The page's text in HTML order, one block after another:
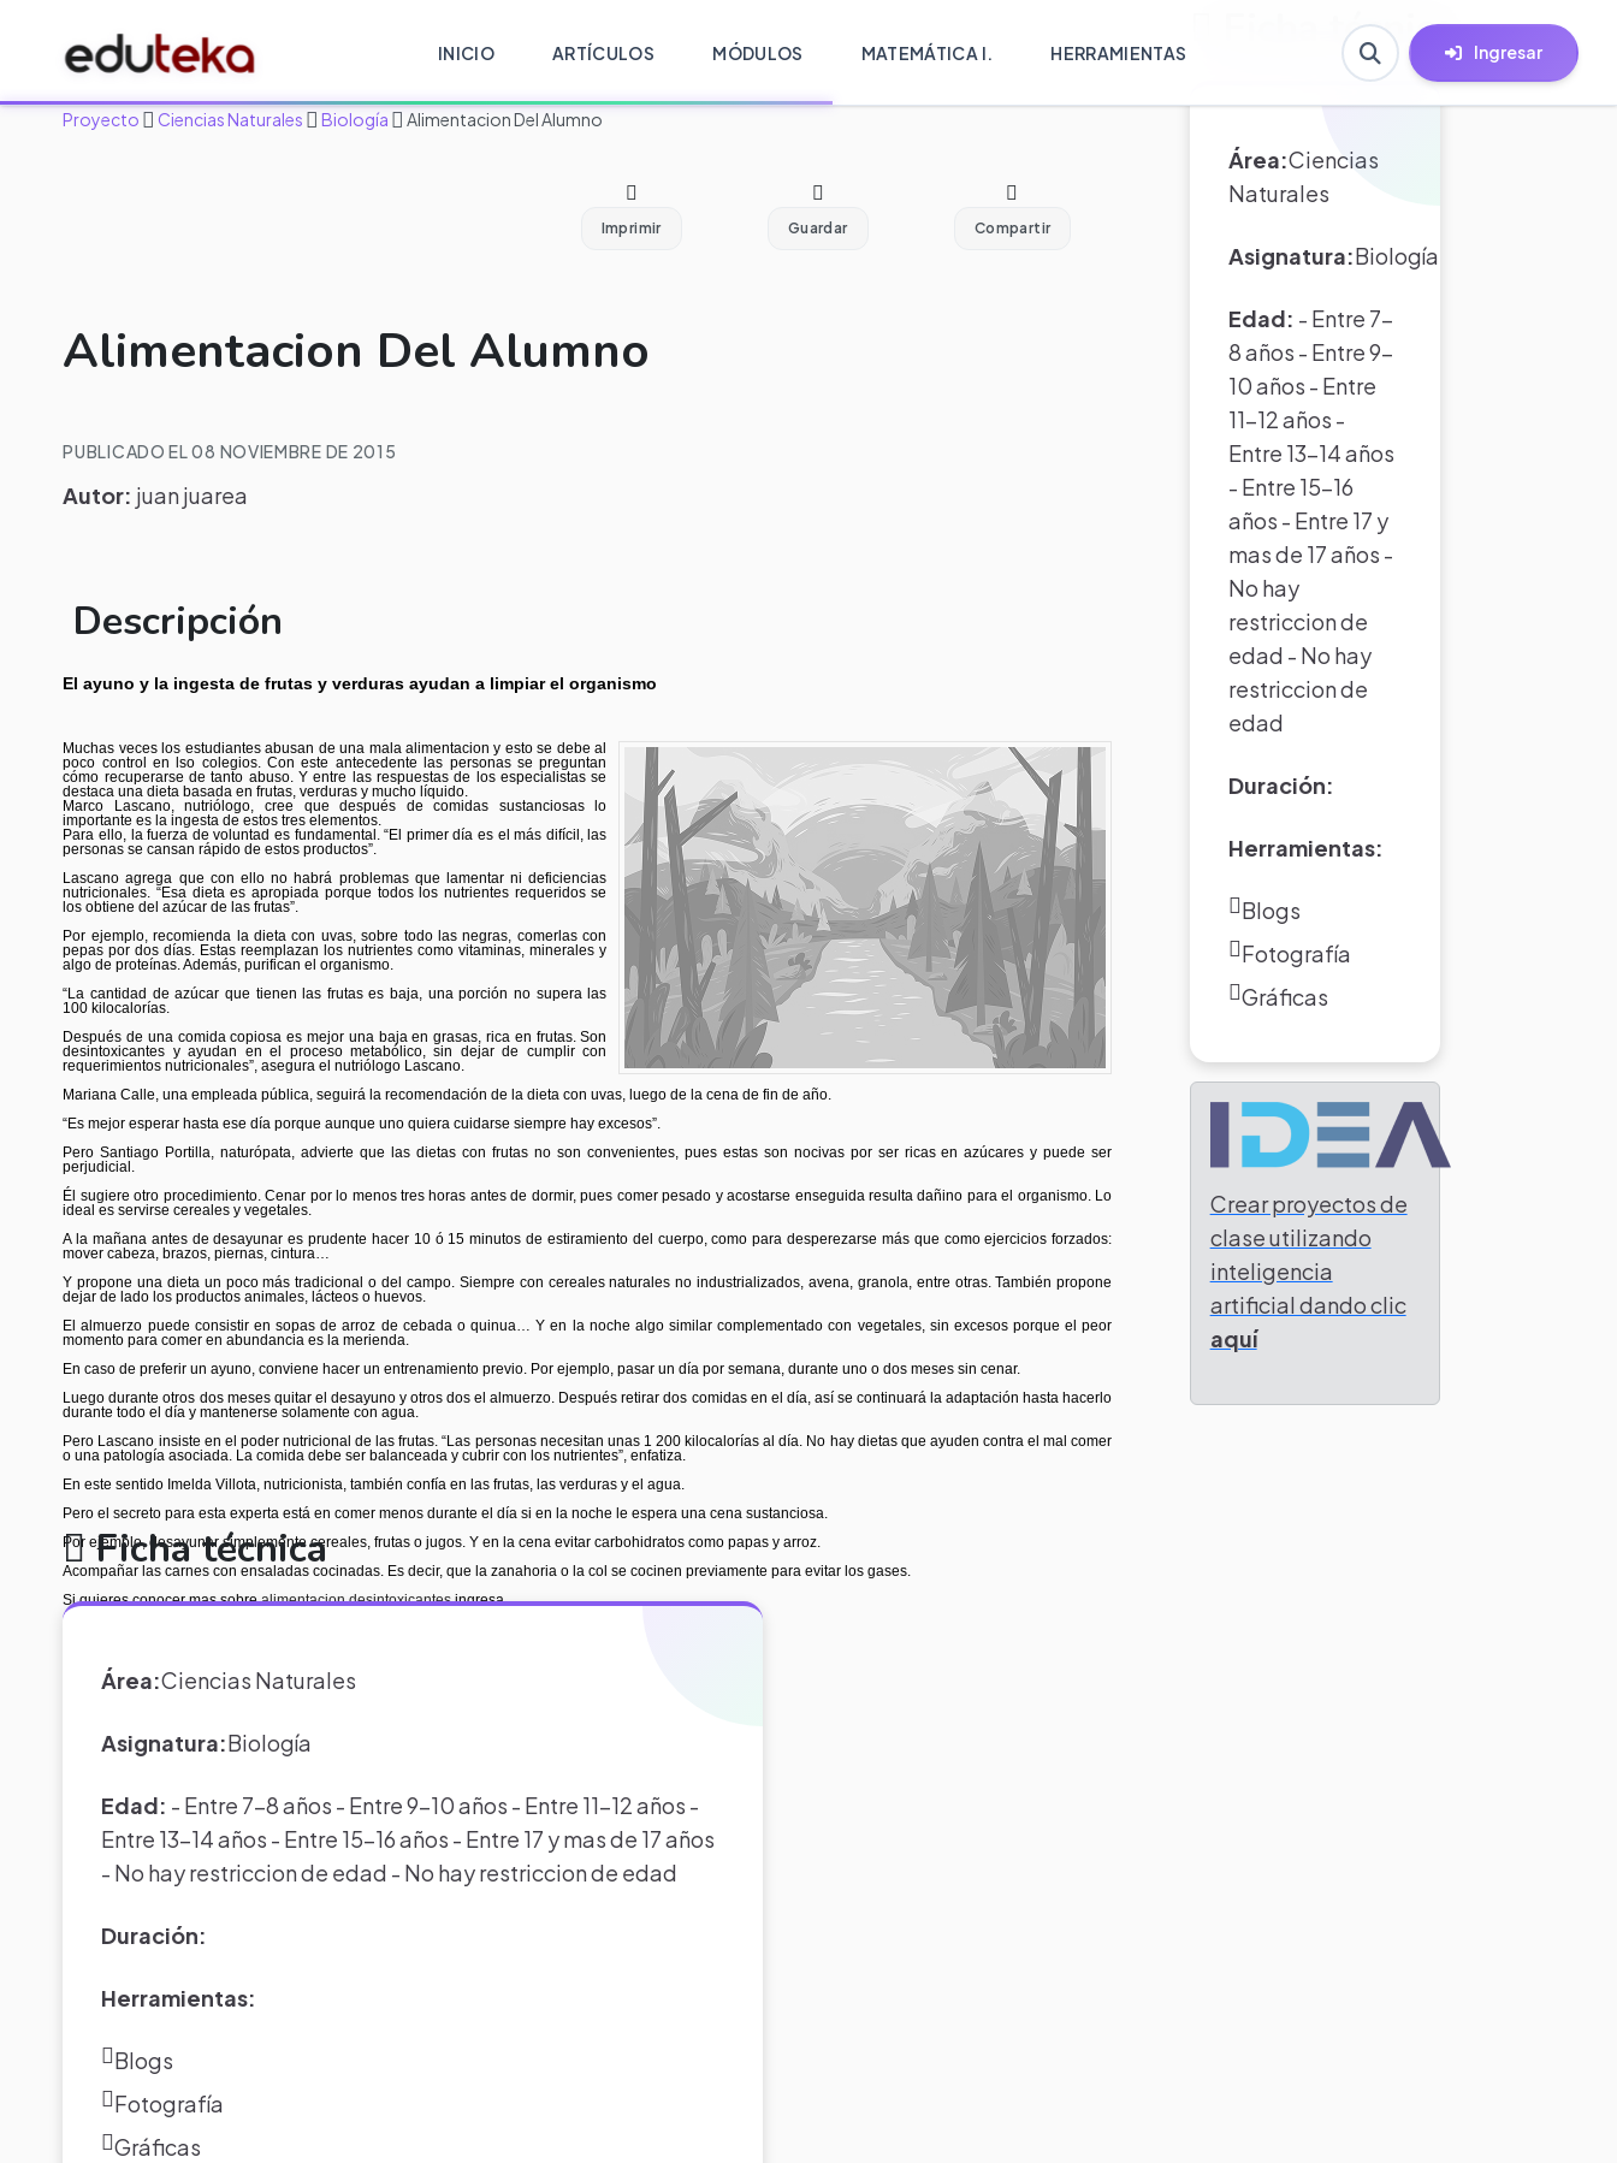
INICIO ARTÍCULOS MÓDULOS MATEMÁTICA I. HERRAMIENTAS Ingresar
Proyecto Ciencias Naturales Biología Alimentacion Del Alumno
Imprimir Guardar Compartir
Alimentacion Del Alumno
PUBLICADO EL 08 NOVIEMBRE DE 2015
Autor: juan juarea
Descripción
El ayuno y la ingesta de frutas y verduras ayudan a limpiar el organismo
Muchas veces los estudiantes abusan de una mala alimentacion y esto se debe al
poco control en lso colegios. Con este antecedente las personas se preguntan
cómo recuperarse de tanto abuso. Y entre las respuestas de los especialistas se
destaca una dieta basada en frutas, verduras y mucho líquido.
Marco Lascano, nutriólogo, cree que después de comidas sustanciosas lo
importante es la ingesta de estos tres elementos.
Para ello, la fuerza de voluntad es fundamental. “El primer día es el más difícil, las
personas se cansan rápido de estos productos”.
Lascano agrega que con ello no habrá problemas que lamentar ni deficiencias
nutricionales. “Esa dieta es apropiada porque todos los nutrientes requeridos se
los obtiene del azúcar de las frutas”.
Por ejemplo, recomienda la dieta con uvas, sobre todo las negras, comerlas con
pepas por dos días. Estas reemplazan los nutrientes como vitaminas, minerales y
algo de proteínas. Además, purifican el organismo.
“La cantidad de azúcar que tienen las frutas es baja, una porción no supera las
100 kilocalorías.
Después de una comida copiosa es mejor una baja en grasas, rica en frutas. Son
desintoxicantes y ayudan en el proceso metabólico, sin dejar de cumplir con
requerimientos nutricionales”, asegura el nutriólogo Lascano.
Mariana Calle, una empleada pública, seguirá la recomendación de la dieta con uvas, luego de la cena de fin de año.
“Es mejor esperar hasta ese día porque aunque uno quiera cuidarse siempre hay excesos”.
Pero Santiago Portilla, naturópata, advierte que las dietas con frutas no son convenientes, pues estas son nocivas por ser ricas en azúcares y puede ser
perjudicial.
Él sugiere otro procedimiento. Cenar por lo menos tres horas antes de dormir, pues comer pesado y acostarse enseguida resulta dañino para el organismo. Lo
ideal es servirse cereales y vegetales.
A la mañana antes de desayunar es prudente hacer 10 ó 15 minutos de estiramiento del cuerpo, como para desperezarse más que como ejercicios forzados:
mover cabeza, brazos, piernas, cintura…
Y propone una dieta un poco más tradicional o del campo. Siempre con cereales naturales no industrializados, avena, granola, entre otras. También propone
dejar de lado los productos animales, lácteos o huevos.
El almuerzo puede consistir en sopas de arroz de cebada o quinua… Y en la noche algo similar complementado con vegetales, sin excesos porque el peor
momento para comer en abundancia es la merienda.
En caso de preferir un ayuno, conviene hacer un entrenamiento previo. Por ejemplo, pasar un día por semana, durante uno o dos meses sin cenar.
Luego durante otros dos meses quitar el desayuno y otros dos el almuerzo. Después retirar dos comidas en el día, así se continuará la adaptación hasta hacerlo
durante todo el día y mantenerse solamente con agua.
Pero Lascano insiste en el poder nutricional de las frutas. “Las personas necesitan unas 1 200 kilocalorías al día. No hay dietas que ayuden contra el mal comer
o una patología asociada. La comida debe ser balanceada y cubrir con los nutrientes”, enfatiza.
En este sentido Imelda Villota, nutricionista, también confía en las frutas, las verduras y el agua.
Pero el secreto para esta experta está en comer menos durante el día si en la noche le espera una cena sustanciosa.
Por ejemplo, desayunar simplemente cereales, frutas o jugos. Y en la cena evitar carbohidratos como papas y arroz.
Acompañar las carnes con ensaladas cocinadas. Es decir, que la zanahoria o la col se cocinen previamente para evitar los gases.
Si quieres conocer mas sobrealimentacion desintoxicantesingresa.
Ficha técnica
Área:Ciencias Naturales
Asignatura:Biología
Edad: - Entre 7-8 años - Entre 9-10 años - Entre 11-12 años -
Entre 13-14 años - Entre 15-16 años - Entre 17 y mas de 17 años
- No hay restriccion de edad - No hay restriccion de edad
Duración:
Herramientas:
Blogs
Fotografía
Gráficas
Ficha técnica
Área:Ciencias
Naturales
Asignatura:Biología
Edad: - Entre 7-
8 años - Entre 9-
10 años - Entre
11-12 años -
Entre 13-14 años
- Entre 15-16
años - Entre 17 y
mas de 17 años -
No hay
restriccion de
edad - No hay
restriccion de
edad
Duración:
Herramientas:
Blogs
Fotografía
Gráficas
Crear proyectos de
clase utilizando
inteligencia
artificial dando clic
aquí